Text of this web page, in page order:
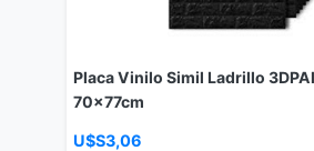
Placa Vinilo Simil Ladrillo
70x77cm
U$S3,06